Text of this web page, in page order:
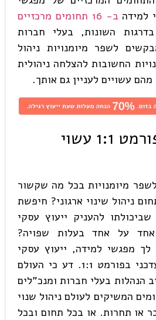
למידה ב- 16 תחומים מרכזיים
בדרגות השונות, בעלי חברות
לשפר מיומנויות ניהול
החשובות להצלחה ניהולית
עשויים לעניין גם אותך.
אימון עסקי בפורמט 1:1 עשוי
מיומנויות בכל מה שקשור
ניהול שינוי ארגוני? חיפשת
להעניק ייעוץ עסקי
אחד על אחד בעלות שפויה?
מפגשי למידה, ייעוץ עסקי
ומנטורינג מקצועי ועדכני בפורמט 1:1. דע כי העולם
הנהלות בעלי חברות ומנכ"לים
המשיקים לעולם ניהול שנוי
או תחרות. או בכל תחום ובכל